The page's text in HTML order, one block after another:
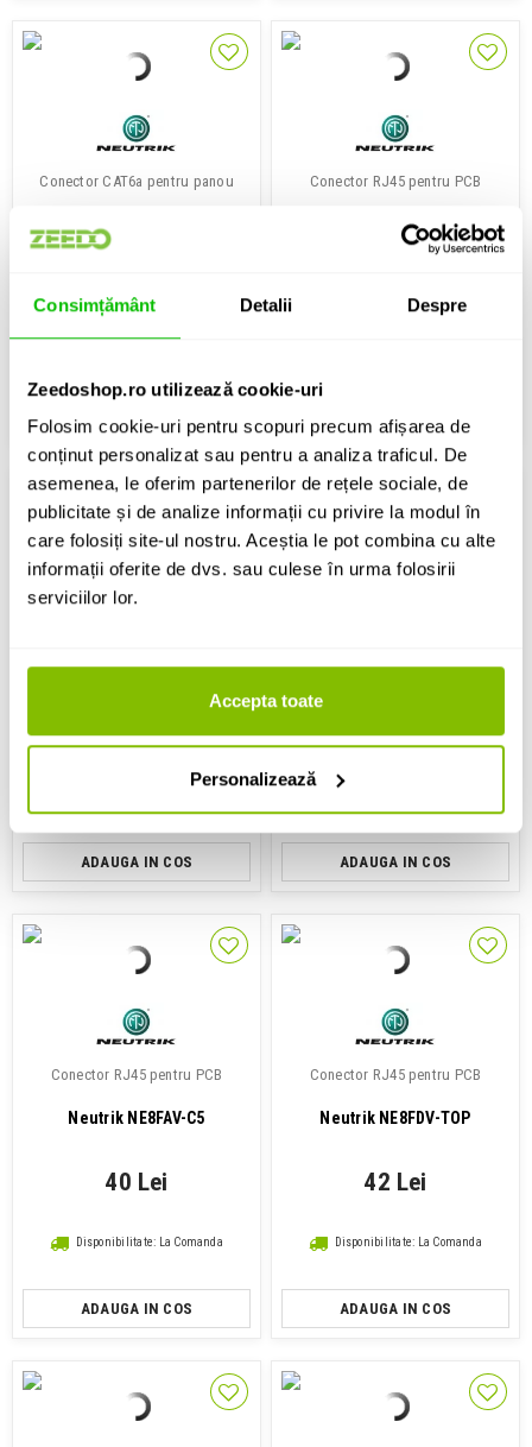
Consimțământ Detalii Despre
Zeedoshop.ro utilizează cookie-uri
Folosim cookie-uri pentru scopuri precum afișarea de
conținut personalizat sau pentru a analiza traficul. De
asemenea, le oferim partenerilor de rețele sociale, de
publicitate și de analize informații cu privire la modul în
care folosiți site-ul nostru. Aceștia le pot combina cu alte
informații oferite de dvs. sau culese în urma folosirii
serviciilor lor.
Accepta toate
Personalizează
Conector CAT6a pentru panou
Neutrik NE8FDX-P6
ADAUGA IN COS
Conector RJ45 pentru PCB
Neutrik NE8FAV
ADAUGA IN COS
Neutrik NE8FBH
32 Lei
ADAUGA IN COS
Neutrik NE8FDV
32 Lei
ADAUGA IN COS
Conector RJ45 pentru PCB
Neutrik NE8FAV-C5
40 Lei
Disponibilitate: La Comanda
ADAUGA IN COS
Conector RJ45 pentru PCB
Neutrik NE8FDV-TOP
42 Lei
Disponibilitate: La Comanda
ADAUGA IN COS